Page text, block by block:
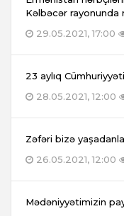
Kəlbəcər rayonunda
29.05.2021, 17:00
23 aylıq
28.05.2021, 12:00
Zəfəri bizə
26.05.2021, 12:00
Mədəniyyətimizin